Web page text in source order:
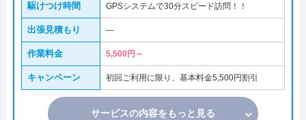
駆けつけ時間 GPSシステムで30分スピード訪問！！
出張見積もり ―
作業料金 5,500円～
キャンペーン 初回ご利用に限り、基本料金5,500円割引
サービスの内容をもっと見る